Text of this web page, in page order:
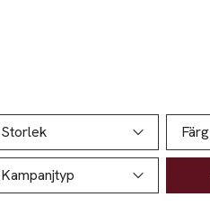
Storlek Färg
Kampanjtyp